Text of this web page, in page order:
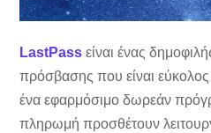
LastPass είναι ένας
πρόσβασης που είναι
ένα εφαρμόσιμο δωρεάν
πληρωμή προσθέτουν